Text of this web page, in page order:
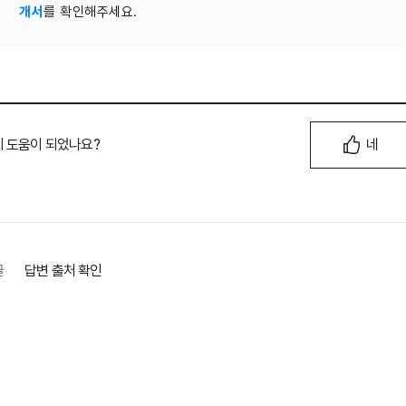
개서를 확인해주세요.
도움이 되었나요? 네
답변 출처 확인